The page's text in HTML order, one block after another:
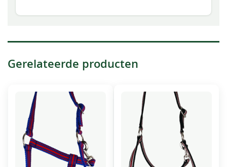
Gerelateerde producten